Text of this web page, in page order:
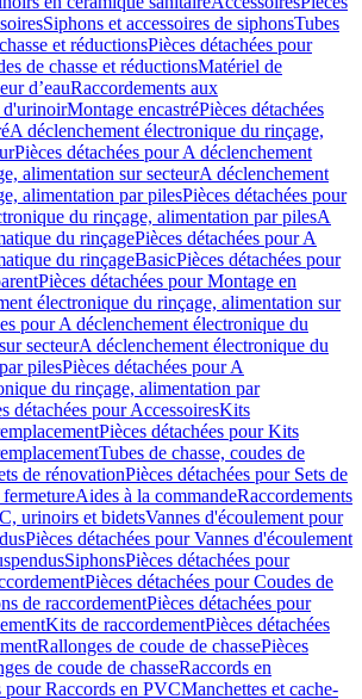
Siphons et accessoires de siphonsTubes
et réductionsPièces détachées pour
de chasse et réductionsMatériel de
d’eauRaccordements aux
d'urinoirMontage encastréPièces détachées
A déclenchement électronique du rinçage,
Pièces détachées pour A déclenchement
alimentation sur secteurA déclenchement
alimentation par pilesPièces détachées pour
du rinçage, alimentation par pilesA
du rinçagePièces détachées pour A
du rinçageBasicPièces détachées pour
Pièces détachées pour Montage en
électronique du rinçage, alimentation sur
pour A déclenchement électronique du
secteurA déclenchement électronique du
pilesPièces détachées pour A
du rinçage, alimentation par
détachées pour AccessoiresKits
Pièces détachées pour Kits
Tubes de chasse, coudes de
de rénovationPièces détachées pour Sets de
fermetureAides à la commandeRaccordements
urinoirs et bidetsVannes d'écoulement pour
Pièces détachées pour Vannes d'écoulement
SiphonsPièces détachées pour
Pièces détachées pour Coudes de
de raccordementPièces détachées pour
Kits de raccordementPièces détachées
Rallonges de coude de chassePièces
de coude de chasseRaccords en
pour Raccords en PVCManchettes et cache-